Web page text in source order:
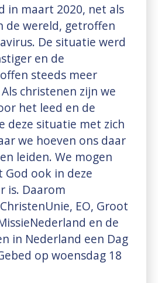
in maart 2020, net als
de wereld, getroffen
De situatie werd
en de
steeds meer
christenen zijn we
het leed en de
deze situatie met zich
we hoeven ons daar
leiden. We mogen
ook in deze
is. Daarom
EO, Groot
en de
in Nederland een Dag
op woensdag 18